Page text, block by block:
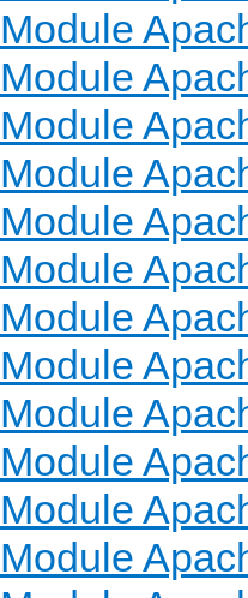
Module
Module
Module
Module
Module
Module
Module
Module
Module
Module
Module
Module